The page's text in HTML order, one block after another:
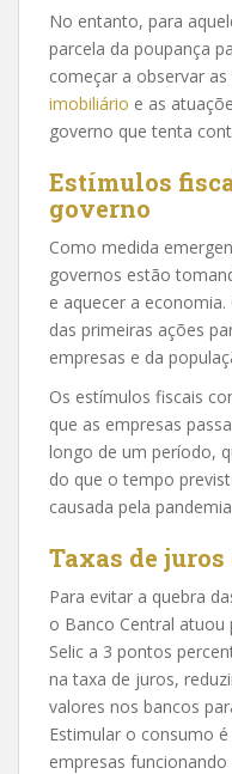
No entanto, para
parcela da poupança
começar a observar
imobiliário e as
governo que tenta
Estímulos
governo
Como medida
governos estão
e aquecer a
das primeiras ações
empresas e da
Os estímulos fiscais
que as empresas
longo de um período,
do que o tempo
causada pela
Taxas de
Para evitar a quebra
o Banco Central atuou
Selic a 3 pontos
na taxa de juros,
valores nos bancos
Estimular o consumo
empresas